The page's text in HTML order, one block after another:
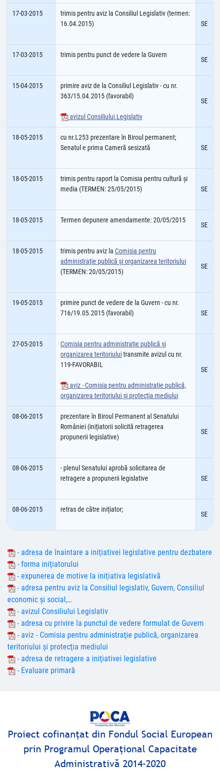
17-03-2015
trimis pentru aviz la Consiliul Legislativ (termen:
16.04.2015)
SE
17-03-2015 trimis pentru punct de vedere la Guvern
SE
15-04-2015
primire aviz de la Consiliul Legislativ - cu nr.
363/15.04.2015 (favorabil)
avizul Consiliului Legislativ
SE
18-05-2015
cu nr.L253 prezentare în Biroul permanent;
Senatul e prima Cameră sesizată
SE
18-05-2015
trimis pentru raport la Comisia pentru cultură şi
media (TERMEN: 25/05/2015)
SE
18-05-2015 Termen depunere amendamente: 20/05/2015
SE
18-05-2015 trimis pentru aviz la Comisia pentru
administraţie publică şi organizarea teritoriului
(TERMEN: 20/05/2015)
SE
19-05-2015
primire punct de vedere de la Guvern - cu nr.
716/19.05.2015 (favorabil)
SE
27-05-2015
Comisia pentru administraţie publică şi
organizarea teritoriuluitransmite avizul cu nr.
119-FAVORABIL
aviz - Comisia pentru administraţie publică,
organizarea teritoriului şi protecţia mediului
SE
08-06-2015
prezentare în Biroul Permanent al Senatului
României (iniţiatorii solicită retragerea
propunerii legislative)
SE
08-06-2015
- plenul Senatului aprobă solicitarea de
retragere a propunerii legislative
SE
08-06-2015 retras de către inițiator;
SE
- adresa de înaintare a iniţiativei legislative pentru dezbatere
- forma iniţiatorului
- expunerea de motive la iniţiativa legislativă
- adresa pentru aviz la Consiliul legislativ, Guvern, Consiliul
economic şi social,…
- avizul Consiliului Legislativ
- adresa cu privire la punctul de vedere formulat de Guvern
- aviz - Comisia pentru administraţie publică, organizarea
teritoriului şi protecţia mediului
- adresa de retragere a iniţiativei legislative
- Evaluare primară
Proiect cofinanţat din Fondul Social European
prin Programul Operaţional Capacitate
Administrativă 2014-2020